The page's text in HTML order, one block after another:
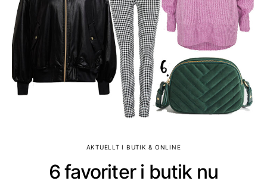
AKTUELLT I BUTIK & ONLINE
6 favoriter i butik nu